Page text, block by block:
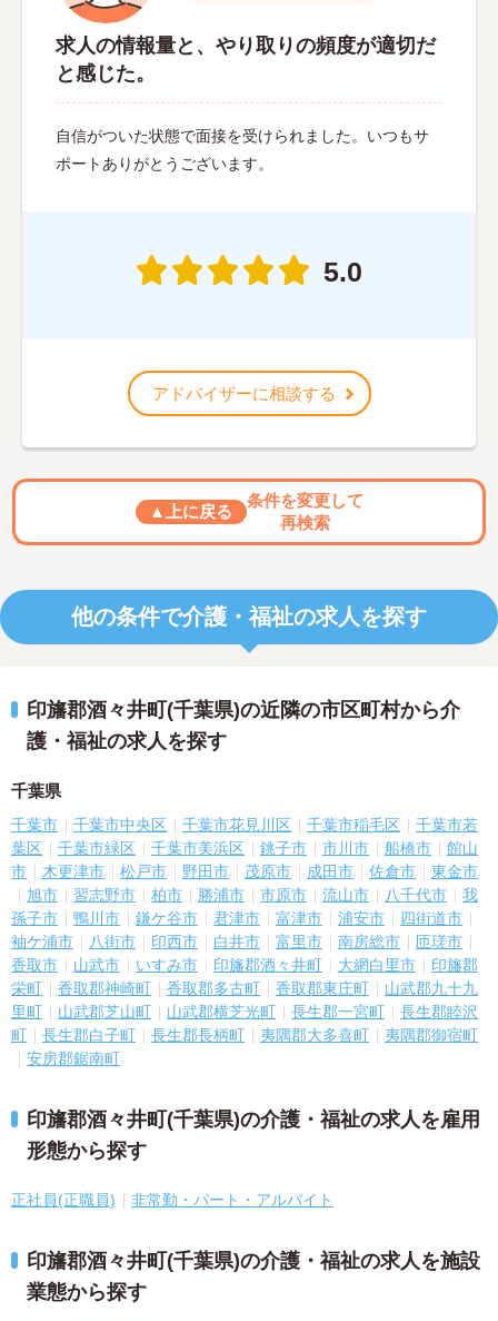
求人の情報量と、やり取りの頻度が適切だ
と感じた。
自信がついた状態で面接を受けられました。いつもサ
ポートありがとうございます。
5.0
アドバイザーに相談する
▲上に戻る
条件を変更して
再検索
他の条件で介護・福祉の求人を探す
印旛郡酒々井町(千葉県)の近隣の市区町村から介
護・福祉の求人を探す
千葉県
千葉市 千葉市中央区 千葉市花見川区 千葉市稲毛区
千葉市若
葉区
千葉市緑区 千葉市美浜区 銚子市 市川市 船橋市
館山
市
木更津市 松戸市 野田市 茂原市 成田市 佐倉市
東金市
旭市
習志野市 柏市 勝浦市 市原市 流山市 八千代市
我
孫子市
鴨川市 鎌ケ谷市 君津市 富津市 浦安市
四街道市
袖ケ浦市
八街市 印西市 白井市 富里市 南房総市
匝瑳市
香取市
山武市 いすみ市 印旛郡酒々井町 大網白里市
印旛郡
栄町
香取郡神崎町 香取郡多古町 香取郡東庄町
山武郡九十九
里町
山武郡芝山町 山武郡横芝光町 長生郡一宮町
長生郡睦沢
町
長生郡白子町 長生郡長柄町 夷隅郡大多喜町
夷隅郡御宿町
安房郡鋸南町
印旛郡酒々井町(千葉県)の介護・福祉の求人を雇用
形態から探す
正社員(正職員) 非常勤・パート・アルバイト
印旛郡酒々井町(千葉県)の介護・福祉の求人を施設
業態から探す